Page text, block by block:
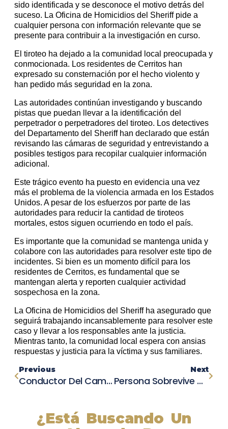
sido identificada y se desconoce el motivo detrás del
suceso. La Oficina de Homicidios del Sheriff pide a
cualquier persona con información relevante que se
presente para contribuir a la investigación en curso.
El tiroteo ha dejado a la comunidad local preocupada y
conmocionada. Los residentes de Cerritos han
expresado su consternación por el hecho violento y
han pedido más seguridad en la zona.
Las autoridades continúan investigando y buscando
pistas que puedan llevar a la identificación del
perpetrador o perpetradores del tiroteo. Los detectives
del Departamento del Sheriff han declarado que están
revisando las cámaras de seguridad y entrevistando a
posibles testigos para recopilar cualquier información
adicional.
Este trágico evento ha puesto en evidencia una vez
más el problema de la violencia armada en los Estados
Unidos. A pesar de los esfuerzos por parte de las
autoridades para reducir la cantidad de tiroteos
mortales, estos siguen ocurriendo en todo el país.
Es importante que la comunidad se mantenga unida y
colabore con las autoridades para resolver este tipo de
incidentes. Si bien es un momento difícil para los
residentes de Cerritos, es fundamental que se
mantengan alerta y reporten cualquier actividad
sospechosa en la zona.
La Oficina de Homicidios del Sheriff ha asegurado que
seguirá trabajando incansablemente para resolver este
caso y llevar a los responsables ante la justicia.
Mientras tanto, la comunidad local espera con ansias
respuestas y justicia para la víctima y sus familiares.
Previous
Conductor Del Camión Que Mató A Dos Ciclistas En Goodyear Enfrenta Cargos Por Homicidio
Next
Persona Sobrevive Después De Ser Atropellada Por Un Vehículo En Weston, Massachusetts
¿Está Buscando Un